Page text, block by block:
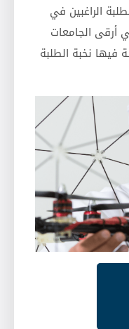
الراغبين في
أرقى الجامعات
فيها نخبة الطلبة